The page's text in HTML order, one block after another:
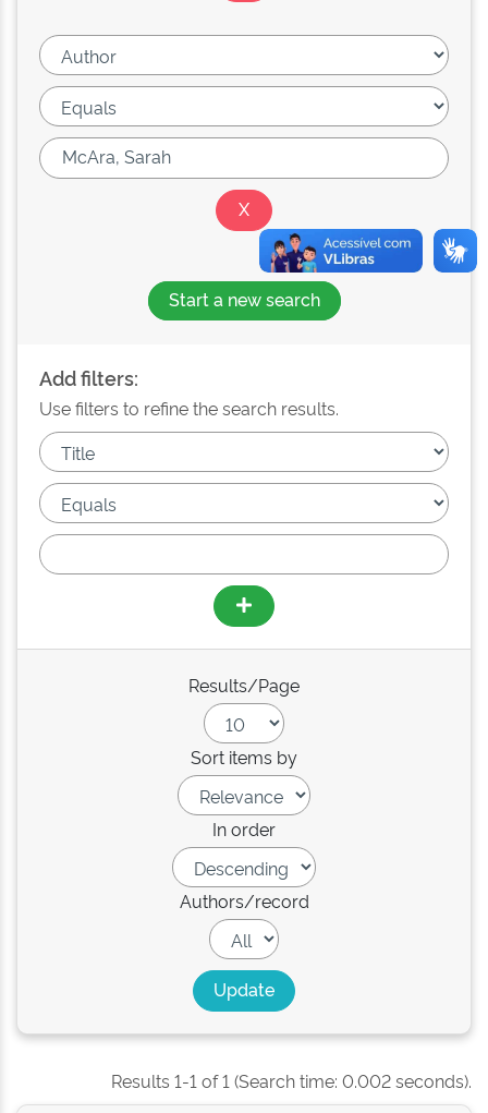
Start a new search
Add filters:
Use filters to refine the search results.
Results/Page
Sort items by
In order
Authors/record
Results 1-1 of 1 (Search time: 0.002 seconds).